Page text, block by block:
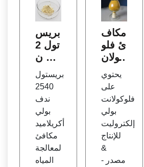
بريس
تول 2
540 ن
دف ب
ولي أ
كريلام
يد مكا
فئ
بريستول
2540
ندف
بولي
أكريلاميد
مكافئ
لمعالجة
المياه
مكاف
ئ فلو
ركولان
عدد ا
لإلكتر
وليت
بولي أ
كريلام
يد
يحتوي
على
فلوكولانت
بولي
إلكتروليت
للإنتاج
&
مصدر -